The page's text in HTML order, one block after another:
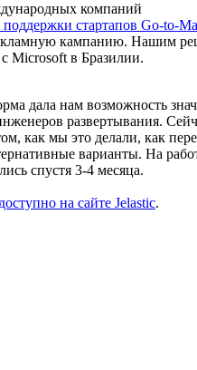
компаний
стартапов Go-to-
кампанию. Нашим
Microsoft в Бразилии.
дала нам возможность
развертывания.
как мы это делали, как
варианты. На
спустя 3-4 месяца.
доступно на сайте Jelastic.